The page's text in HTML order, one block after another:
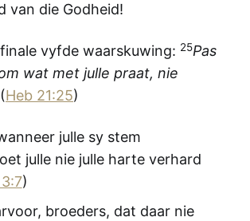
van die Godheid!
finale vyfde waarskuwing: 25Pas
wat met julle praat, nie
(Heb 21:25)
julle sy stem
julle nie julle harte verhard
)
broeders, dat daar nie